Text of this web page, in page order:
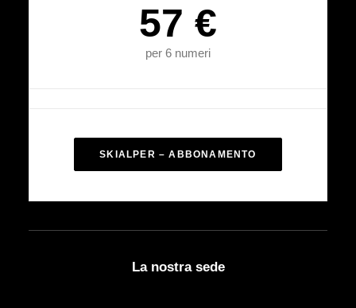
57 €
per 6 numeri
SKIALPER – ABBONAMENTO
La nostra sede